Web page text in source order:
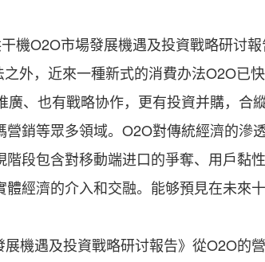
，近來一種新式的消費办法O2O已
、也有戰略协作，更有投資并購，合
銷等眾多領域。O2O對傳統經濟的滲
段包含對移動端进口的爭奪、用戶黏
經濟的介入和交融。能够預見在未來
遇及投資戰略研讨報告》從O2O的